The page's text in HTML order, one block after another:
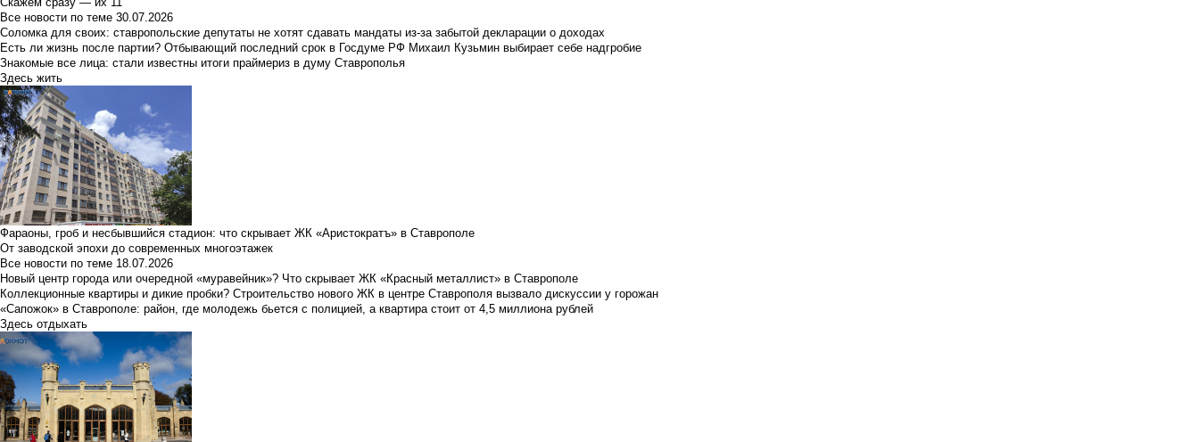
Все новости по теме 30.07.2026
Соломка для своих: ставропольские депутаты не хотят сдавать мандаты из-за забытой декларации о доходах
Есть ли жизнь после партии? Отбывающий последний срок в Госдуме РФ Михаил Кузьмин выбирает себе надгробие
Знакомые все лица: стали известны итоги праймериз в думу Ставрополья
Здесь жить
Фараоны, гроб и несбывшийся стадион: что скрывает ЖК «Аристократъ» в Ставрополе
От заводской эпохи до современных многоэтажек
Все новости по теме 18.07.2026
Новый центр города или очередной «муравейник»? Что скрывает ЖК «Красный металлист» в Ставрополе
Коллекционные квартиры и дикие пробки? Строительство нового ЖК в центре Ставрополя вызвало дискуссии у горожан
«Сапожок» в Ставрополе: район, где молодежь бьется с полицией, а квартира стоит от 4,5 миллиона рублей
Здесь отдыхать